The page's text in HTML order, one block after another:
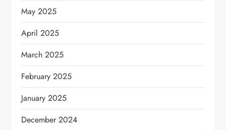
May 2025
April 2025
March 2025
February 2025
January 2025
December 2024